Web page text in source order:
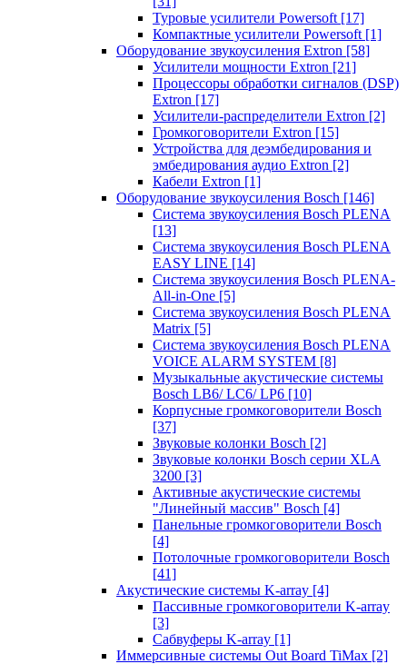
Туровые усилители Powersoft [17]
Компактные усилители Powersoft [1]
Оборудование звукоусиления Extron [58]
Усилители мощности Extron [21]
Процессоры обработки сигналов (DSP)
Extron [17]
Усилители-распределители Extron [2]
Громкоговорители Extron [15]
Устройства для деэмбедирования и
эмбедирования аудио Extron [2]
Кабели Extron [1]
Оборудование звукоусиления Bosch [146]
Система звукоусиления Bosch PLENA
[13]
Система звукоусиления Bosch PLENA
EASY LINE [14]
Система звукоусиления Bosch PLENA-
All-in-One [5]
Система звукоусиления Bosch PLENA
Matrix [5]
Система звукоусиления Bosch PLENA
VOICE ALARM SYSTEM [8]
Музыкальные акустические системы
Bosch LB6/ LC6/ LP6 [10]
Корпусные громкоговорители Bosch
[37]
Звуковые колонки Bosch [2]
Звуковые колонки Bosch серии XLA
3200 [3]
Активные акустические системы
"Линейный массив" Bosch [4]
Панельные громкоговорители Bosch
[4]
Потолочные громкоговорители Bosch
[41]
Акустические системы K-array [4]
Пассивные громкоговорители K-array
[3]
Сабвуферы K-array [1]
Иммерсивные системы Out Board TiMax [2]